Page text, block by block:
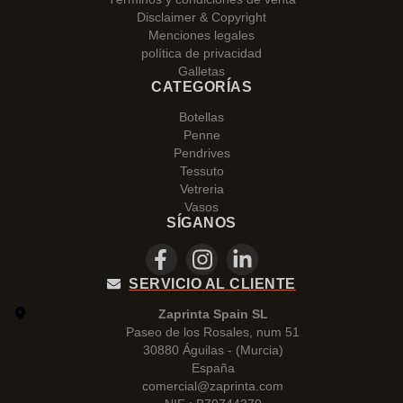
Disclaimer & Copyright
Menciones legales
política de privacidad
Galletas
CATEGORÍAS
Botellas
Penne
Pendrives
Tessuto
Vetreria
Vasos
SÍGANOS
SERVICIO AL CLIENTE
Zaprinta Spain SL
Paseo de los Rosales, num 51
30880 Águilas - (Murcia)
España
comercial@zaprinta.com